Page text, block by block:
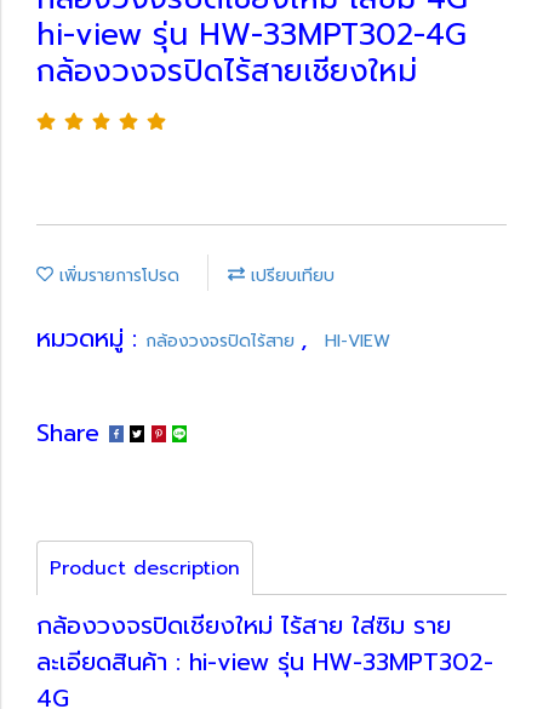
hi-view รุ่น HW-33MPT302-4G
กล้องวงจรปิดไร้สายเชียงใหม่
เพิ่มรายการโปรด เปรียบเทียบ
หมวดหมู่ : กล้องวงจรปิดไร้สาย , HI-VIEW
Share
Product description
กล้องวงจรปิดเชียงใหม่ ไร้สาย ใส่ซิม ราย
ละเอียดสินค้า : hi-view รุ่น HW-33MPT302-
4G